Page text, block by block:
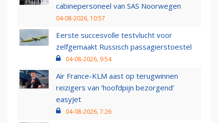
cabinepersoneel van SAS Noorwegen
04-08-2026, 10:57
Eerste succesvolle testvlucht voor
zelfgemaakt Russisch passagierstoestel
04-08-2026, 9:54
Air France-KLM aast op terugwinnen
reizigers van ‘hoofdpijn bezorgend’
easyJet
04-08-2026, 7:26